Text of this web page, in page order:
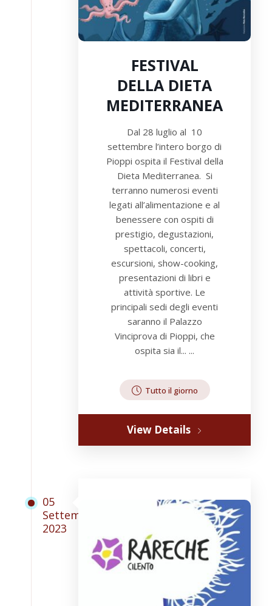
FESTIVAL
DELLA DIETA
MEDITERRANEA
Dal 28 luglio al 10
settembre l’intero borgo di
Pioppi ospita il Festival della
Dieta Mediterranea. Si
terranno numerosi eventi
legati all’alimentazione e al
benessere con ospiti di
prestigio, degustazioni,
spettacoli, concerti,
escursioni, show-cooking,
presentazioni di libri e
attività sportive. Le
principali sedi degli eventi
saranno il Palazzo
Vinciprova di Pioppi, che
ospita sia il... ...
Tutto il giorno
View Details
05
Settembre
2023